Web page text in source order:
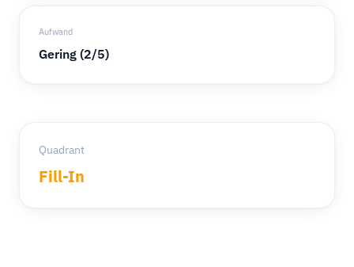
Aufwand
Gering (2/5)
Quadrant
Fill-In